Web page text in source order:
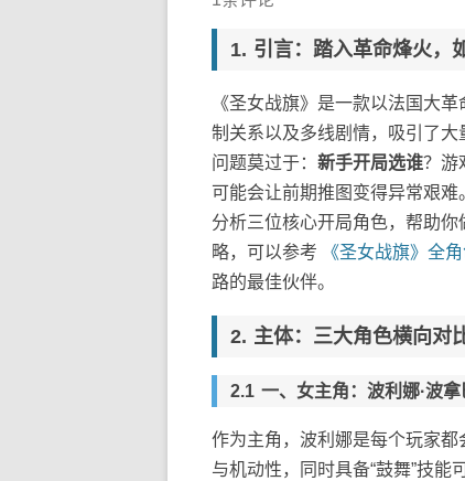
引言：踏入革命烽火，
《圣女战旗》是一款以法国大
制关系以及多线剧情，吸引了
问题莫过于： 新手开局选谁？游
可能会让前期推图变得异常艰
分析三位核心开局角色，帮助
略，可以参考
《圣女战旗》全
路的最佳伙伴。
主体：三大角色横向对
一、女主角：波利娜·波
作为主角，波利娜是每个玩家
与机动性，同时具备“鼓舞”技